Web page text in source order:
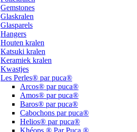
Gemstones
Glaskralen
Glasparels
Hangers
Houten kralen
Katsuki kralen
Keramiek kralen
Kwastjes
Les Perles® par puca®
Arcos® par puca®
Amos® par puca®
Baros® par puca®
Cabochons par puca®
Helios® par puca®
Khéops ® Par Puca ®